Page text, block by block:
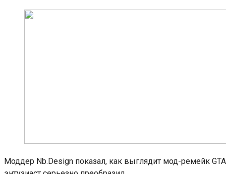
Моддер Nb.Design показал, как выглядит мод-ремейк